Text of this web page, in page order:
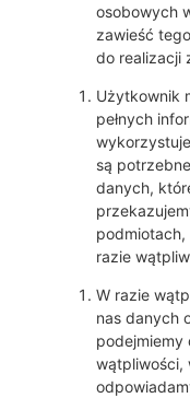
osobowych
zawieść
do realizacji
Użytkownik
pełnych
są
danych,
razie
W razie
nas danych
podejmiemy
wątpliwości,